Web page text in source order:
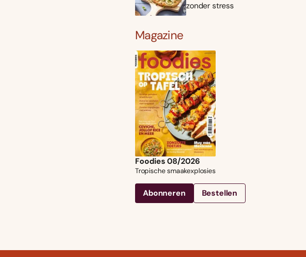
zonder stress
Magazine
Foodies 08/2026
Tropische smaakexplosies
Abonneren Bestellen